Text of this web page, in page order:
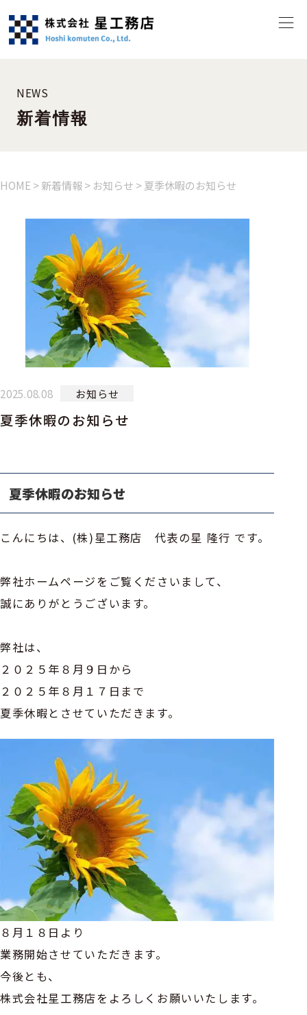
NEWS
新着情報
HOME >新着情報> お知らせ >夏季休暇のお知らせ
2025.08.08 お知らせ
夏季休暇のお知らせ
夏季休暇のお知らせ
こんにちは、(株)星工務店 代表の星 隆行 です。
弊社ホームページをご覧くださいまして、
誠にありがとうございます。
弊社は、
２０２５年８月９日から
２０２５年８月１７日まで
夏季休暇とさせていただきます。
８月１８日より
業務開始させていただきます。
今後とも、
株式会社星工務店をよろしくお願いいたします。